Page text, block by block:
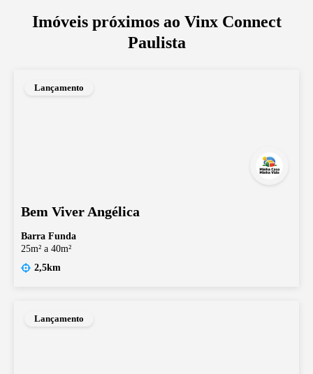
Imóveis próximos ao Vinx Connect
Paulista
Lançamento
Bem Viver Angélica
Barra Funda
25m² a 40m²
2,5km
Lançamento